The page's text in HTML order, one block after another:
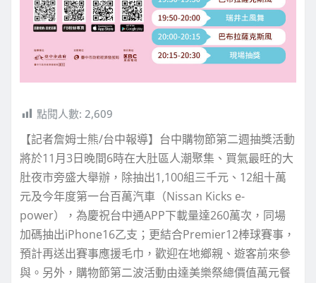
點閱人數: 2,609
【記者詹姆士熊/台中報導】台中購物節第二週抽獎活動
將於11月3日晚間6時在大肚區人潮聚集、買氣最旺的大
肚夜市旁盛大舉辦，除抽出1,100組三千元、12組十萬
元及今年度第一台百萬汽車（Nissan Kicks e-
power），為慶祝台中通APP下載量達260萬次，同場
加碼抽出iPhone16乙支；更結合Premier12棒球賽事，
預計再送出賽事應援毛巾，歡迎在地鄉親、遊客前來參
與。另外，購物節第二波活動由達美樂祭總價值萬元餐